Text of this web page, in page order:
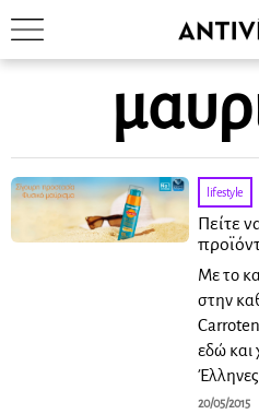
lifestyle
Πείτε
Με το
στην
εδώ και
20/05/2015